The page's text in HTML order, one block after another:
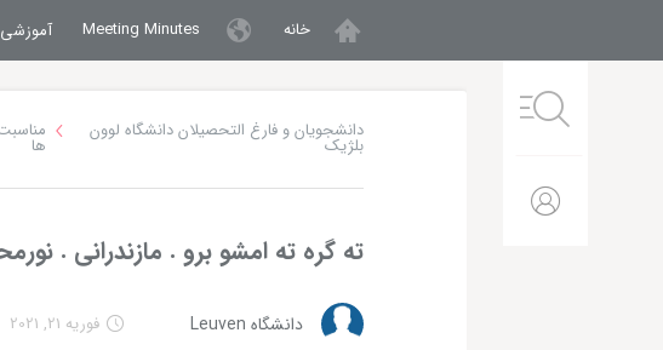
خانه آموزشی
breadcrumbs menu
دانشجویان و فارغ التحصیلان دانشگاه لوون
بلژیک ها
ته گره ته امشو برو . مازندرانی .
دانشگاه Leuven فوریه 21, 2021